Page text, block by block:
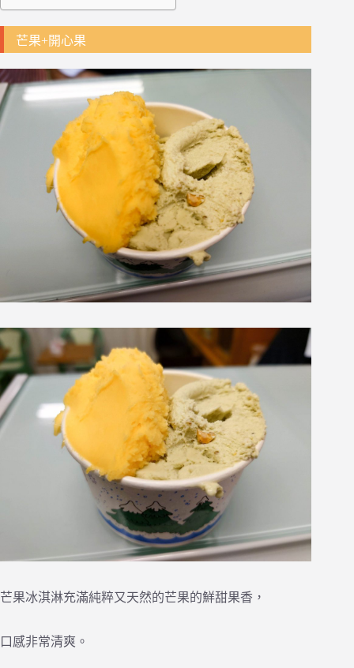
芒果+開心果
芒果冰淇淋充滿純粹又天然的芒果的鮮甜果香，
口感非常清爽。